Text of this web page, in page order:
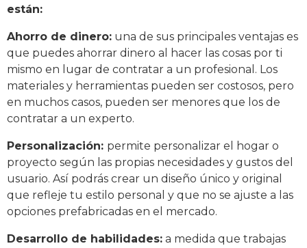
están:
Ahorro de dinero: una de sus principales ventajas es
que puedes ahorrar dinero al hacer las cosas por ti
mismo en lugar de contratar a un profesional. Los
materiales y herramientas pueden ser costosos, pero
en muchos casos, pueden ser menores que los de
contratar a un experto.
Personalización: permite personalizar el hogar o
proyecto según las propias necesidades y gustos del
usuario. Así podrás crear un diseño único y original
que refleje tu estilo personal y que no se ajuste a las
opciones prefabricadas en el mercado.
Desarrollo de habilidades: a medida que trabajas